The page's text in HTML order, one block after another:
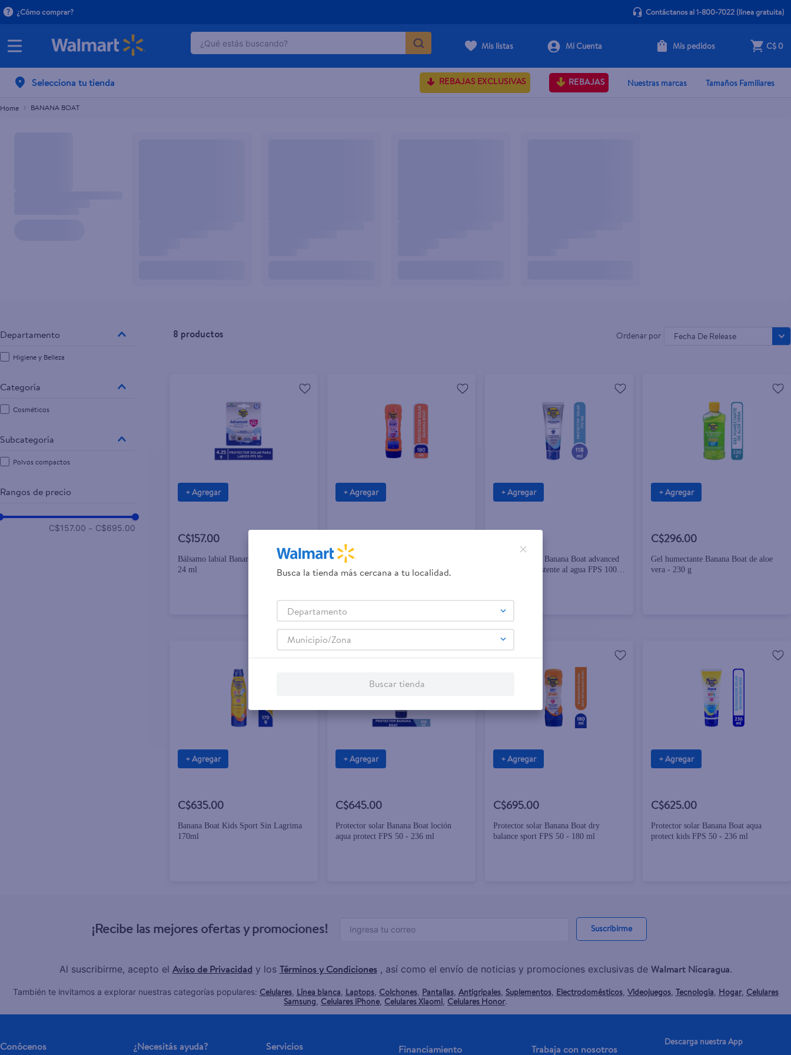
¿Cómo comprar? Contáctanos al 1-800-7022(línea gratuita)
¿Qué estás buscando?
Mis listas Mis pedidos C$ 0
Selecciona tu tienda REBAJAS EXCLUSIVAS REBAJAS Nuestras marcas Tamaños Familiares
BANANA BOAT
Higiene y Belleza
Cosméticos
Polvos compactos
Rangos de precio
C$157.00 – C$695.00
8 productos Fecha De Release
+ Agregar
C$157.00
Bálsamo labial Banana Boat FPS 50 -
24 ml
+ Agregar
Protector solar Banana Boat advanced
protection sport FPS 50 - 180 ml
+ Agregar
Protector solar Banana Boat advanced
protection resistente al agua FPS 100 -
+ Agregar
C$296.00
Gel humectante Banana Boat de aloe
vera - 230 g
+ Agregar
C$635.00
Banana Boat Kids Sport Sin Lagrima
170ml
+ Agregar
C$645.00
Protector solar Banana Boat loción
aqua protect FPS 50 - 236 ml
+ Agregar
C$695.00
Protector solar Banana Boat dry
balance sport FPS 50 - 180 ml
+ Agregar
C$625.00
Protector solar Banana Boat aqua
protect kids FPS 50 - 236 ml
¡Recibe las mejores ofertas y promociones! Suscribirme
Al suscribirme, acepto el Aviso de Privacidad y los Términos y Condiciones, así como el envío de noticias y promociones exclusivas de Walmart Nicaragua.
También te invitamos a explorar nuestras categorías populares: Celulares, Línea blanca, Laptops, Colchones, Pantallas, Antigripales, Suplementos, Electrodomésticos, Videojuegos, Tecnología, Hogar, Celulares
Samsung, Celulares iPhone, Celulares Xiaomi, Celulares Honor.
Conócenos ¿Necesitás ayuda? Servicios Financiamiento Trabaja con nosotros
Descarga nuestra App
Busca la tienda más cercana a tu localidad.
Departamento
Municipio/Zona
Buscar tienda
TÉRMINOS MÁS BUSCADOS